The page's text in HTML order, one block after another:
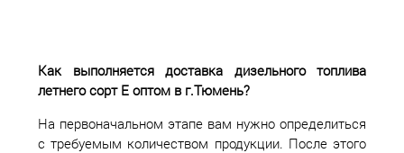
Как выполняется доставка дизельного топлива
летнего сорт Е оптом в г.Тюмень?
На первоначальном этапе вам нужно определиться
с требуемым количеством продукции. После этого